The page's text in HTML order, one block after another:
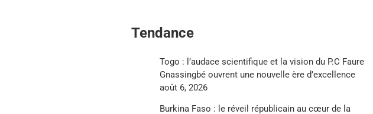
Tendance
Togo : l’audace scientifique et la vision du P.C Faure
Gnassingbé ouvrent une nouvelle ère d’excellence
août 6, 2026
Burkina Faso : le réveil républicain au cœur de la